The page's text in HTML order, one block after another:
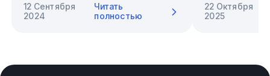
12 Сентября
2024
Читать
полностью
22 Октября
2025